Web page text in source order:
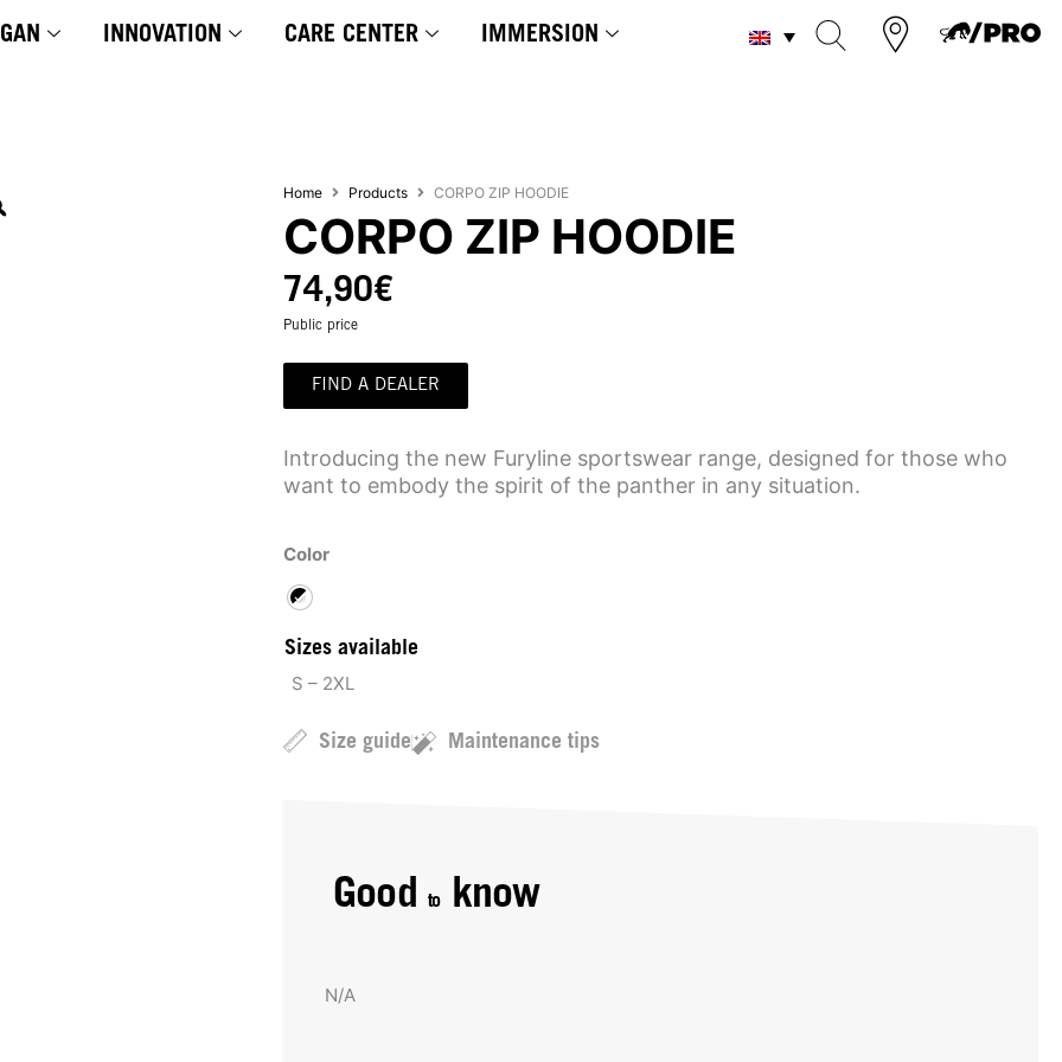
INNOVATION CARE CENTER IMMERSION
Home Products CORPO ZIP HOODIE
CORPO ZIP HOODIE
74,90€
Public price
FIND A DEALER
Introducing the new Furyline sportswear range, designed for those who
want to embody the spirit of the panther in any situation.
Color
Sizes available
S – 2XL
Size guide Maintenance tips
Good toknow
N/A